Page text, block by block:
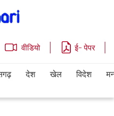
वीडियो ई- पेपर
देश खेल विदेश